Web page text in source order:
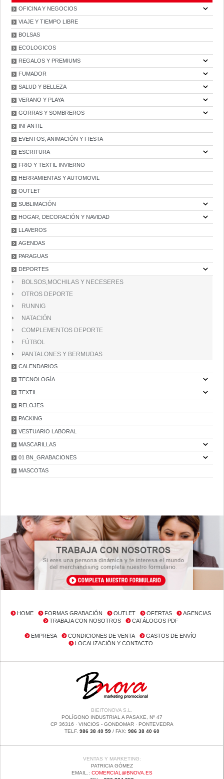
OFICINA Y NEGOCIOS
VIAJE Y TIEMPO LIBRE
BOLSAS
ECOLOGICOS
REGALOS Y PREMIUMS
FUMADOR
SALUD Y BELLEZA
VERANO Y PLAYA
GORRAS Y SOMBREROS
INFANTIL
EVENTOS, ANIMACIÓN Y FIESTA
ESCRITURA
FRIO Y TEXTIL INVIERNO
HERRAMIENTAS Y AUTOMOVIL
OUTLET
SUBLIMACIÓN
HOGAR, DECORACIÓN Y NAVIDAD
LLAVEROS
AGENDAS
PARAGUAS
DEPORTES
BOLSOS,MOCHILAS Y NECESERES
OTROS DEPORTE
RUNNIG
NATACIÓN
COMPLEMENTOS DEPORTE
FÚTBOL
PANTALONES Y BERMUDAS
CALENDARIOS
TECNOLOGÍA
TEXTIL
RELOJES
PACKING
VESTUARIO LABORAL
MASCARILLAS
01 BN_GRABACIONES
MASCOTAS
HOME FORMAS GRABACIÓN OUTLET OFERTAS
AGENCIAS
TRABAJA CON NOSOTROS
CATÁLOGOS PDF
EMPRESA CONDICIONES DE VENTA
GASTOS DE ENVÍO
LOCALIZACIÓN Y CONTACTO
BIEITONOVA S.L.
POLÍGONO INDUSTRIAL A PASAXE, Nº 47
CP 36316 · VINCIOS - GONDOMAR · PONTEVEDRA
TELF. 986 38 40 59/ FAX: 986 38 40 60
VENTAS Y MARKETING:
PATRICIA GÓMEZ
EMAIL.: COMERCIAL@BNOVA.ES